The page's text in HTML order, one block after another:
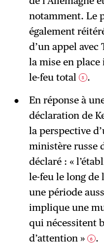
notamment. Le
également
d’un appel avec
la mise en place
le-feu total
5 .
En réponse à
déclaration de
la perspective
ministère russe
déclaré : «
le-feu le long de
une période
implique une
qui nécessitent
d’attention »
6 .